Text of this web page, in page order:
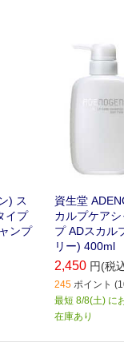
) ス
イプ
ンプ
資生堂
カルプケア
プ ADスカル
リー) 400ml
2,450 円(税
245 ポイント
最短 8/8(土) に
在庫あり